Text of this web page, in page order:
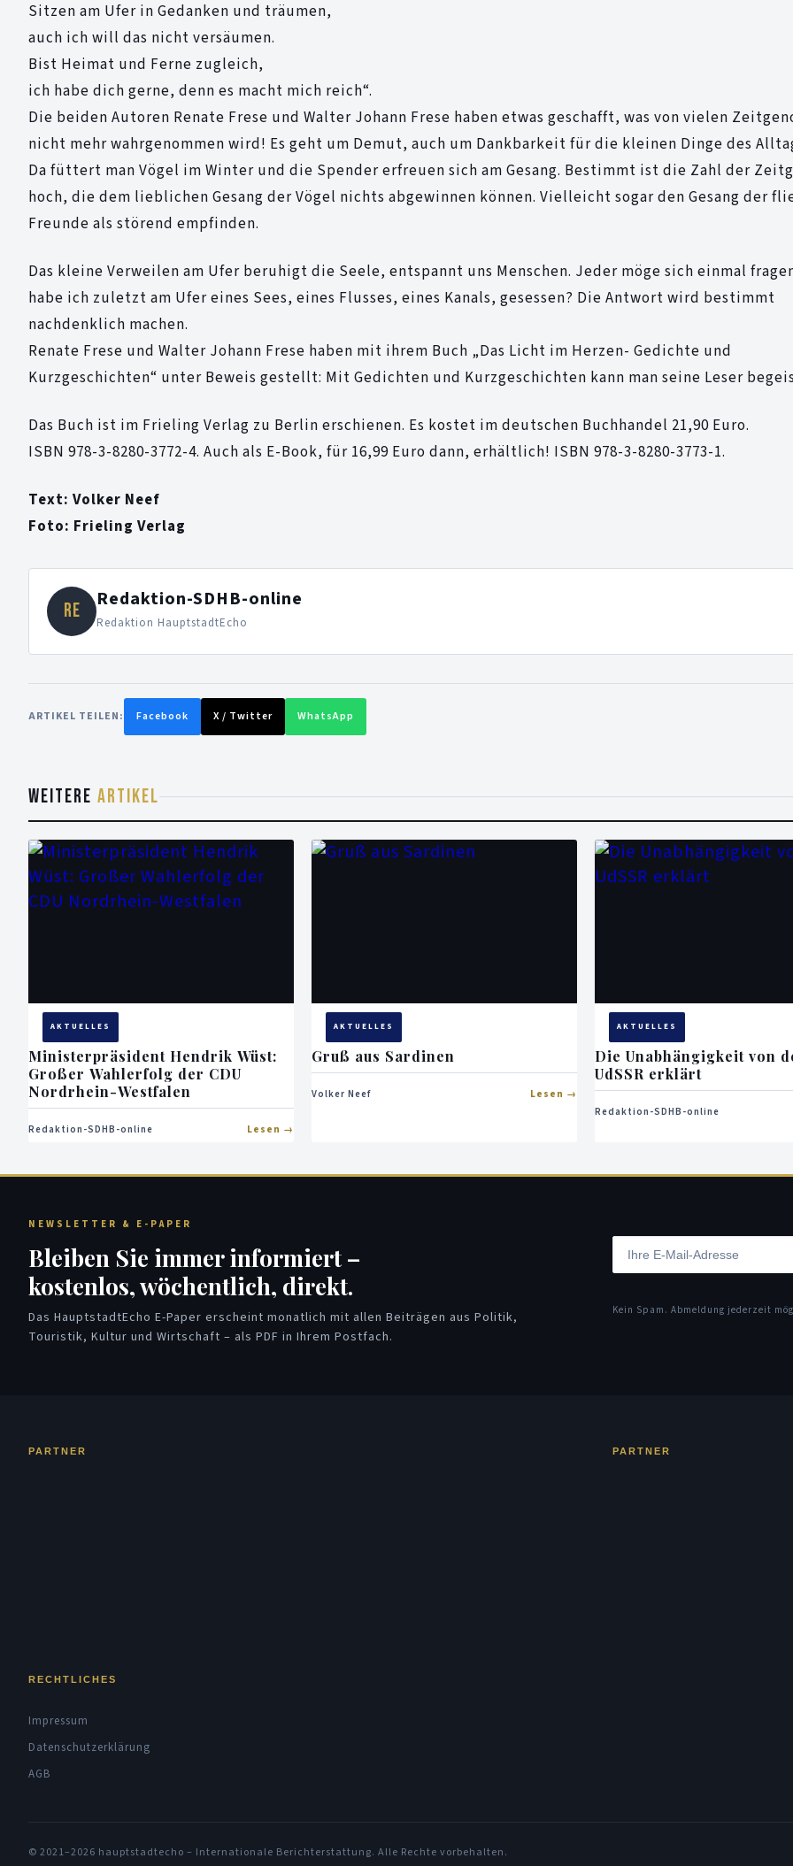
Sitzen am Ufer in Gedanken und träumen,
auch ich will das nicht versäumen.
Bist Heimat und Ferne zugleich,
ich habe dich gerne, denn es macht mich reich“.
Die beiden Autoren Renate Frese und Walter Johann Frese haben etwas geschafft, was von vielen
nicht mehr wahrgenommen wird! Es geht um Demut, auch um Dankbarkeit für die kleinen Dinge des
Da füttert man Vögel im Winter und die Spender erfreuen sich am Gesang. Bestimmt ist die Zahl der
hoch, die dem lieblichen Gesang der Vögel nichts abgewinnen können. Vielleicht sogar den Gesang der
Freunde als störend empfinden.
Das kleine Verweilen am Ufer beruhigt die Seele, entspannt uns Menschen. Jeder möge sich einmal
habe ich zuletzt am Ufer eines Sees, eines Flusses, eines Kanals, gesessen? Die Antwort wird bestimmt
nachdenklich machen.
Renate Frese und Walter Johann Frese haben mit ihrem Buch „Das Licht im Herzen- Gedichte und
Kurzgeschichten“ unter Beweis gestellt: Mit Gedichten und Kurzgeschichten kann man seine Leser
Das Buch ist im Frieling Verlag zu Berlin erschienen. Es kostet im deutschen Buchhandel 21,90 Euro.
ISBN 978-3-8280-3772-4. Auch als E-Book, für 16,99 Euro dann, erhältlich! ISBN 978-3-8280-3773-1.
Text: Volker Neef
Foto: Frieling Verlag
RE Redaktion-SDHB-online
Redaktion HauptstadtEcho
ARTIKEL TEILEN: Facebook X / Twitter WhatsApp
WEITERE ARTIKEL
AKTUELLES
Ministerpräsident Hendrik Wüst:
Großer Wahlerfolg der CDU
Nordrhein-Westfalen
Redaktion-SDHB-online Lesen
AKTUELLES
Gruß aus Sardinen
Volker Neef Lesen
AKTUELLES
Die Unabhängigkeit von
UdSSR erklärt
Redaktion-SDHB-online
NEWSLETTER & E-PAPER
Bleiben Sie immer informiert –
kostenlos, wöchentlich, direkt.
Das HauptstadtEcho E-Paper erscheint monatlich mit allen Beiträgen aus Politik,
Touristik, Kultur und Wirtschaft – als PDF in Ihrem Postfach.
Kein Spam. Abmeldung jederzeit
PARTNER PARTNER
RECHTLICHES
Impressum
Datenschutzerklärung
AGB
© 2021–2026 hauptstadtecho – Internationale Berichterstattung. Alle Rechte vorbehalten.